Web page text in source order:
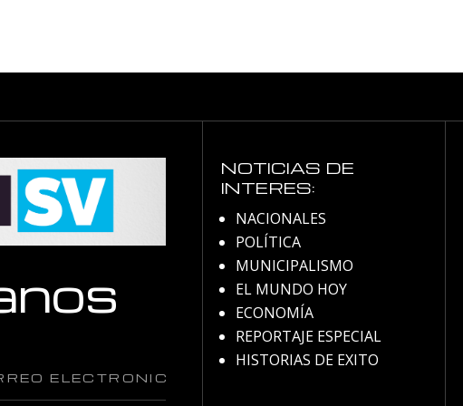
NOTICIAS DE
INTERES:
NACIONALES
POLÍTICA
MUNICIPALISMO
EL MUNDO HOY
ECONOMÍA
REPORTAJE ESPECIAL
HISTORIAS DE EXITO